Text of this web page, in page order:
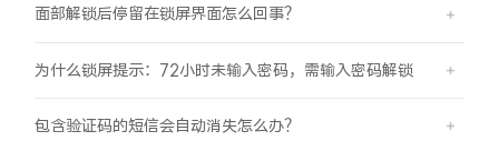
面部解锁后停留在锁屏界面怎么回事？
为什么锁屏提示：72小时未输入密码，需输入密码解锁
包含验证码的短信会自动消失怎么办？